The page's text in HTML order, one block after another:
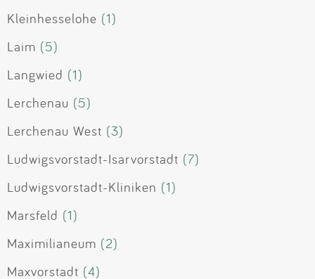
Kleinhesselohe (1)
Laim (5)
Langwied (1)
Lerchenau (5)
Lerchenau West (3)
Ludwigsvorstadt-Isarvorstadt (7)
Ludwigsvorstadt-Kliniken (1)
Marsfeld (1)
Maximilianeum (2)
Maxvorstadt (4)